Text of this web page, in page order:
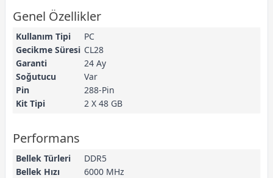
Genel Özellikler
Kullanım Tipi
PC
Gecikme Süresi CL28
Garanti
24 Ay
Soğutucu
Var
Pin
288-Pin
Kit Tipi
2 X 48 GB
Performans
Bellek Türleri
DDR5
Bellek Hızı
6000 MHz